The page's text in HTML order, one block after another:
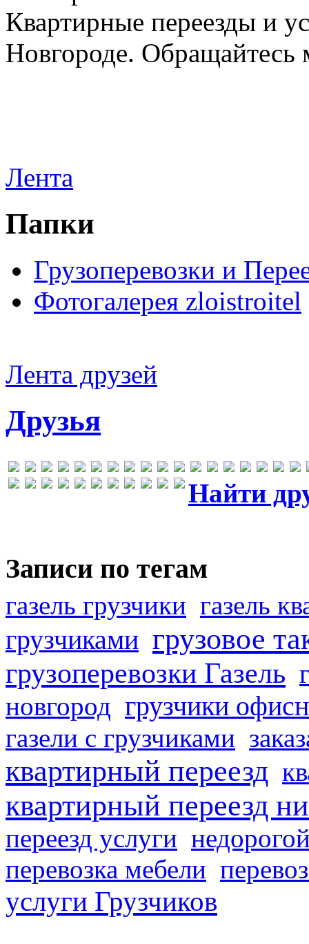
Квартирные переезды и
Новгороде.
Лента
Папки
Грузоперевозки и
Фотогалерея zloistroitel
Лента друзей
Друзья
Найти
Записи по тегам
газель грузчики газель
грузчиками грузовое
грузоперевозки Газель
новгород грузчики
газели с грузчиками
квартирный переезд
квартирный переезд
переезд услуги
перевозка мебели
услуги Грузчиков